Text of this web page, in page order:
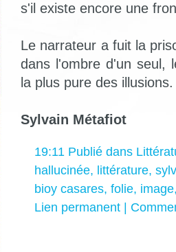
s'il existe encore une
Le narrateur a fuit la
dans l'ombre d'un seul,
la plus pure des
Sylvain Métafiot
19:11 Publié dans
hallucinée, littérature,
bioy casares, folie, image,
Lien permanent |